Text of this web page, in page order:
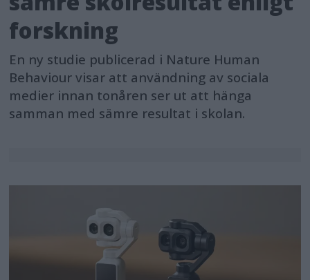
forskning
En ny studie publicerad i Nature Human
Behaviour visar att användning av sociala
medier innan tonåren ser ut att hänga
samman med sämre resultat i skolan.